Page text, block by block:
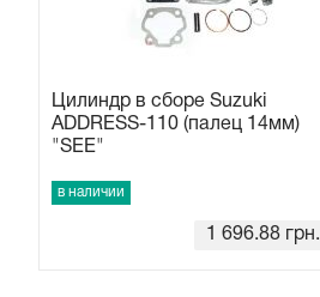
Навесное и запчасти к нему
Цилиндр в сборе Suzuki
ADDRESS-110 (палец 14мм)
"SEE"
в наличии
1 696.88 грн.